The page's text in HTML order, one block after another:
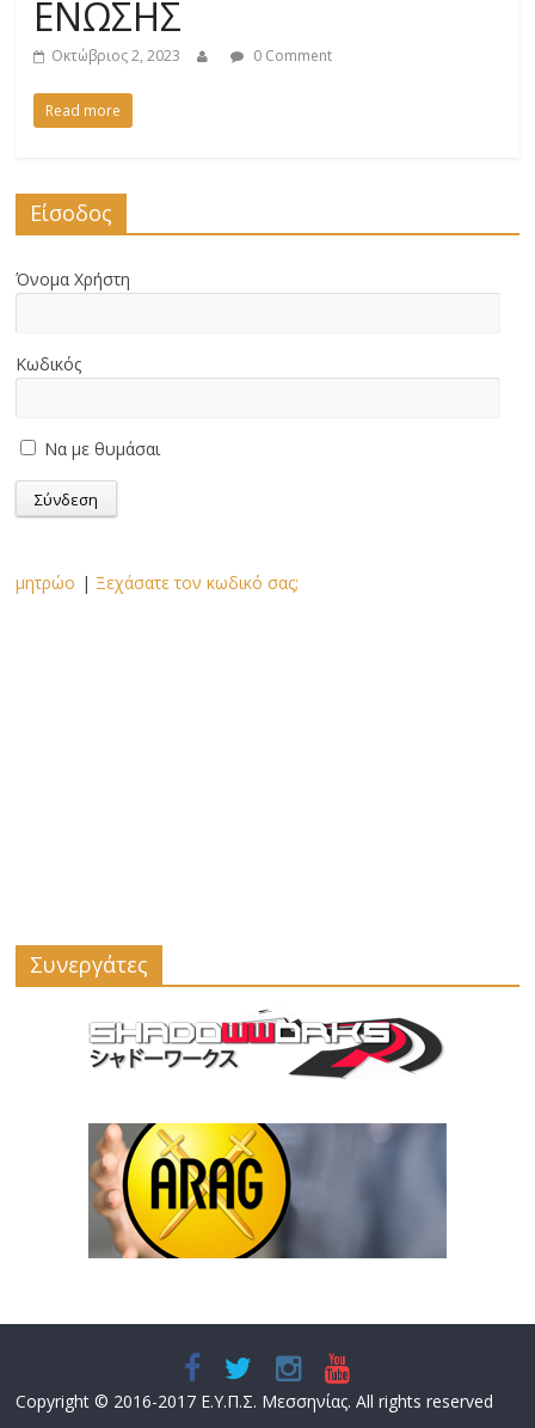
ΕΝΩΣΗΣ
Οκτώβριος 2, 2023 0 Comment
Read more
Είσοδος
Όνομα Χρήστη
Κωδικός
Να με θυμάσαι
μητρώο | Ξεχάσατε τον κωδικό σας;
Συνεργάτες
Copyright © 2016-2017 Ε.Υ.Π.Σ. Μεσσηνίας. All rights reserved